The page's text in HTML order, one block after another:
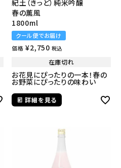
紀土（きっど）純米吟醸
春の薫風
1800ml
クール便でお届け
価格 ¥2,750 税込
在庫切れ
お花見にぴったりの一本！春の
お野菜にぴったりの味わい
詳細を見る